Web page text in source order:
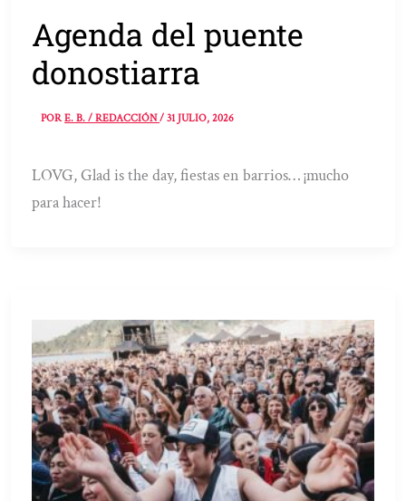
Agenda del puente
donostiarra
PORE. B. / REDACCIÓN/31 JULIO, 2026
LOVG, Glad is the day, fiestas en barrios… ¡mucho
para hacer!